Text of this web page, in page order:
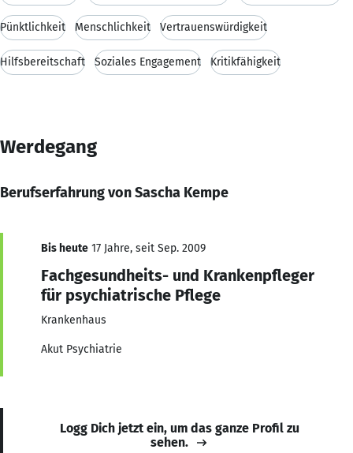
Pünktlichkeit Menschlichkeit Vertrauenswürdigkeit
Hilfsbereitschaft Soziales Engagement Kritikfähigkeit
Werdegang
Berufserfahrung von Sascha Kempe
Bis heute 17 Jahre, seit Sep. 2009
Fachgesundheits- und Krankenpfleger
für psychiatrische Pflege
Krankenhaus
Akut Psychiatrie
Logg Dich jetzt ein, um das ganze Profil zu
sehen.